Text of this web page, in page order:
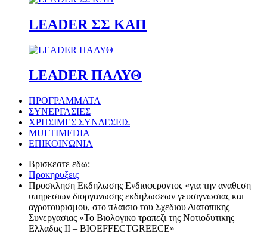
LEADER ΣΣ ΚΑΠ
LEADER ΠΑΛΥΘ
ΠΡΟΓΡΑΜΜΑΤΑ
ΣΥΝΕΡΓΑΣΙΕΣ
ΧΡΗΣΙΜΕΣ ΣΥΝΔΕΣΕΙΣ
MULTIMEDIA
ΕΠΙΚΟΙΝΩΝΙΑ
Βρισκεστε εδω:
Προκηρυξεις
Προσκληση Εκδηλωσης Ενδιαφεροντος «για την αναθεση
υπηρεσιων διοργανωσης εκδηλωσεων γευσιγνωσιας και
αγροτουρισμου, στο πλαισιο του Σχεδιου Διατοπικης
Συνεργασιας «Το Βιολογικο τραπεζι της Νοτιοδυτικης
Ελλαδας ΙΙ – BIOEFFECTGREECE»